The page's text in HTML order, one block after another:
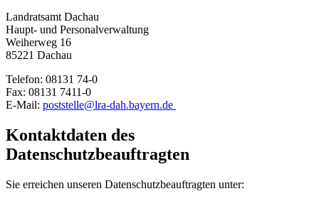
Landratsamt Dachau
Haupt- und Personalverwaltung
Weiherweg 16
85221 Dachau
Telefon: 08131 74-0
Fax: 08131 7411-0
E-Mail: poststelle@lra-dah.bayern.de
Kontaktdaten des
Datenschutzbeauftragten
Sie erreichen unseren Datenschutzbeauftragten unter: